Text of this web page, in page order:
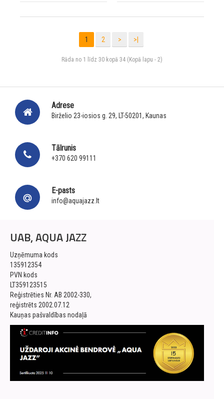
1 2 > >|
Rāda no 1 līdz 30 kopā 34 (Kopā lapu - 2)
Adrese
Birželio 23-iosios g. 29, LT-50201, Kaunas
Tālrunis
+370 620 99111
E-pasts
info@aquajazz.lt
UAB, AQUA JAZZ
Uzņēmuma kods
135912354
PVN kods
LT359123515
Reģistrēties Nr. AB 2002-330,
reģistrēts 2002.07.12
Kauņas pašvaldības nodaļā